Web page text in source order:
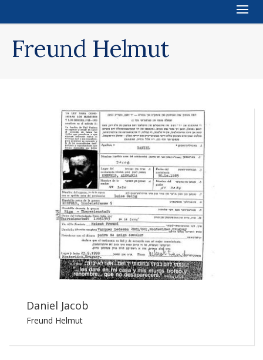
Freund Helmut
Daniel Jacob
Freund Helmut